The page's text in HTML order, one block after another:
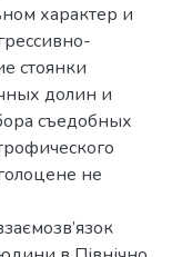
характер и
стоянки
долин и
съедобных
не